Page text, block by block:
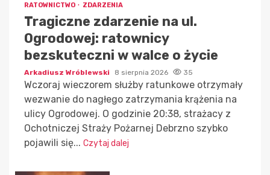
RATOWNICTWO ZDARZENIA
Tragiczne zdarzenie na ul.
Ogrodowej: ratownicy
bezskuteczni w walce o życie
Arkadiusz Wróblewski 8 sierpnia 2026 35
Wczoraj wieczorem służby ratunkowe otrzymały
wezwanie do nagłego zatrzymania krążenia na
ulicy Ogrodowej. O godzinie 20:38, strażacy z
Ochotniczej Straży Pożarnej Debrzno szybko
pojawili się... Czytaj dalej